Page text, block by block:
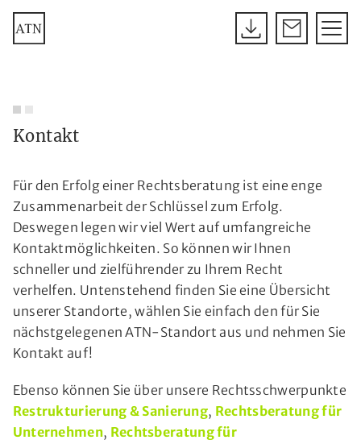
Kontakt
Für den Erfolg einer Rechtsberatung ist eine enge
Zusammenarbeit der Schlüssel zum Erfolg.
Deswegen legen wir viel Wert auf umfangreiche
Kontaktmöglichkeiten. So können wir Ihnen
schneller und zielführender zu Ihrem Recht
verhelfen. Untenstehend finden Sie eine Übersicht
unserer Standorte, wählen Sie einfach den für Sie
nächstgelegenen ATN-Standort aus und nehmen Sie
Kontakt auf!
Ebenso können Sie über unsere Rechtsschwerpunkte
Restrukturierung & Sanierung, Rechtsberatung für
Unternehmen, Rechtsberatung für